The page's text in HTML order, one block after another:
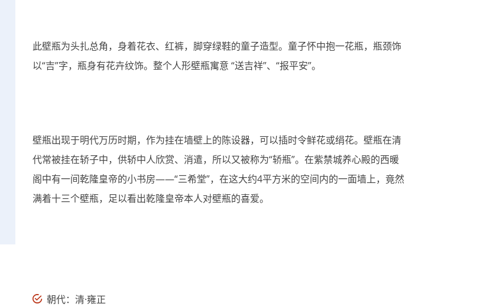
此壁瓶为头扎总角，身着花衣、红裤，脚穿绿鞋的童子造型。童子怀中抱一花瓶，瓶颈饰
以“吉”字，瓶身有花卉纹饰。整个人形壁瓶寓意 “送吉祥”、“报平安”。
壁瓶出现于明代万历时期，作为挂在墙壁上的陈设器，可以插时令鲜花或绢花。壁瓶在清
代常被挂在轿子中，供轿中人欣赏、消遣，所以又被称为“轿瓶”。在紫禁城养心殿的西暖
阁中有一间乾隆皇帝的小书房——“三希堂”，在这大约4平方米的空间内的一面墙上，竟然
满着十三个壁瓶，足以看出乾隆皇帝本人对壁瓶的喜爱。
朝代：清·雍正